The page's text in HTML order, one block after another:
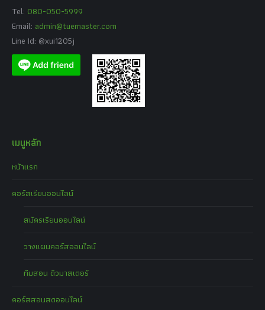
Tel: 080-050-5999
Email: admin@tuemaster.com
Line Id: @xui1205j
เมนูหลัก
หน้าแรก
คอร์สเรียนออนไลน์
สมัครเรียนออนไลน์
วางแผนคอร์สออนไลน์
ทีมสอน ติวมาสเตอร์
คอร์สสอนสดออนไลน์